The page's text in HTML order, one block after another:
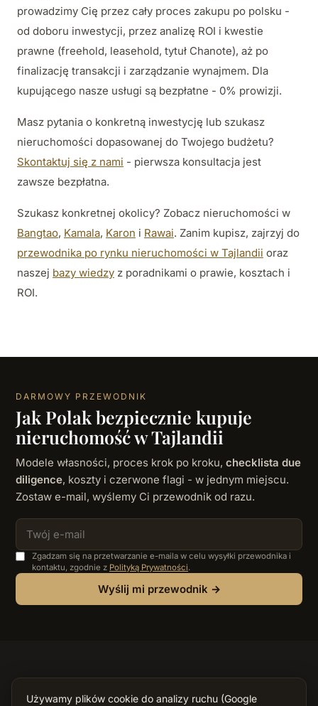
prowadzimy Cię przez cały proces zakupu po polsku -
od doboru inwestycji, przez analizę ROI i kwestie
prawne (freehold, leasehold, tytuł Chanote), aż po
finalizację transakcji i zarządzanie wynajmem. Dla
kupującego nasze usługi są bezpłatne - 0% prowizji.
Masz pytania o konkretną inwestycję lub szukasz
nieruchomości dopasowanej do Twojego budżetu?
Skontaktuj się z nami - pierwsza konsultacja jest
zawsze bezpłatna.
Szukasz konkretnej okolicy? Zobacz nieruchomości w
Bangtao, Kamala, Karon i Rawai. Zanim kupisz, zajrzyj do
przewodnika po rynku nieruchomości w Tajlandii oraz
naszej bazy wiedzy z poradnikami o prawie, kosztach i
ROI.
DARMOWY PRZEWODNIK
Jak Polak bezpiecznie kupuje
nieruchomość w Tajlandii
Modele własności, proces krok po kroku, checklista due
diligence, koszty i czerwone flagi - w jednym miejscu.
Zostaw e-mail, wyślemy Ci przewodnik od razu.
Zgadzam się na przetwarzanie e-maila w celu wysyłki przewodnika i
kontaktu, zgodnie z Polityką Prywatności.
Wyślij mi przewodnik →
Używamy plików cookie do analizy ruchu (Google